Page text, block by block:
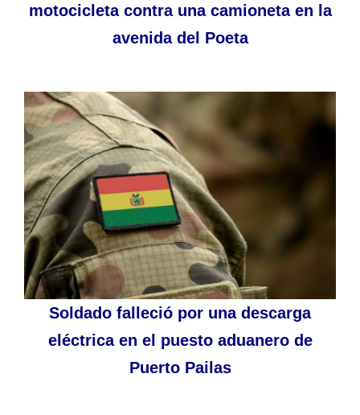
motocicleta contra una camioneta en la
avenida del Poeta
Soldado falleció por una descarga
eléctrica en el puesto aduanero de
Puerto Pailas